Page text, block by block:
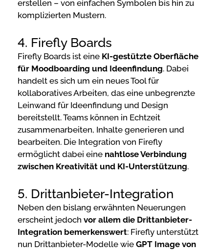
erstellen – von einfachen Symbolen bis hin zu
komplizierten Mustern.
4. Firefly Boards
Firefly Boards ist eine KI-gestützte Oberfläche
für Moodboarding und Ideenfindung. Dabei
handelt es sich um ein neues Tool für
kollaboratives Arbeiten, das eine unbegrenzte
Leinwand für Ideenfindung und Design
bereitstellt. Teams können in Echtzeit
zusammenarbeiten, Inhalte generieren und
bearbeiten. Die Integration von Firefly
ermöglicht dabei eine nahtlose Verbindung
zwischen Kreativität und KI-Unterstützung.
5. Drittanbieter-Integration
Neben den bislang erwähnten Neuerungen
erscheint jedoch vor allem die Drittanbieter-
Integration bemerkenswert: Firefly unterstützt
nun Drittanbieter-Modelle wie GPT Image von